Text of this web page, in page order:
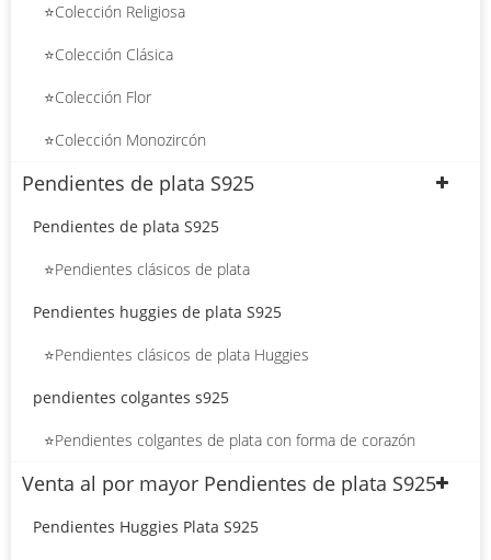
⭐Colección Religiosa
⭐Colección Clásica
⭐Colección Flor
⭐Colección Monozircón
Pendientes de plata S925
Pendientes de plata S925
⭐Pendientes clásicos de plata
Pendientes huggies de plata S925
⭐Pendientes clásicos de plata Huggies
pendientes colgantes s925
⭐Pendientes colgantes de plata con forma de corazón
Venta al por mayor Pendientes de plata S925
Pendientes Huggies Plata S925